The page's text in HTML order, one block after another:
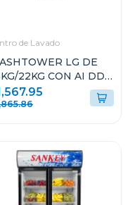
de Lavado
LG DE
22KG CON AI DD
WK25BS6